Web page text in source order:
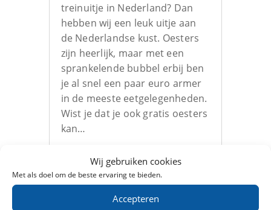
Wij gebruiken cookies
Met als doel om de beste ervaring te bieden.
Accepteren
treinuitje in Nederland? Dan
hebben wij een leuk uitje aan
de Nederlandse kust. Oesters
zijn heerlijk, maar met een
sprankelende bubbel erbij ben
je al snel een paar euro armer
in de meeste eetgelegenheden.
Wist je dat je ook gratis oesters
kan…